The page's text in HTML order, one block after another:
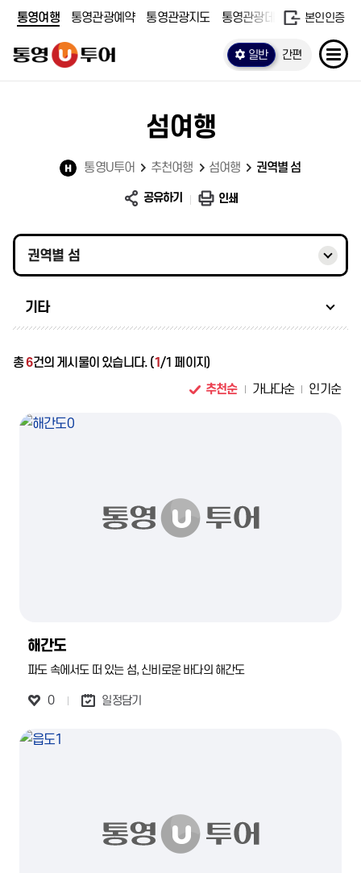
통영여행 통영관광예약 통영관광지도 통영관광데이터 본인인증
일반 간편
섬여행
통영U투어 추천여행 섬여행 권역별 섬
공유하기 인쇄
권역별 섬
기타
총6건의 게시물이 있습니다. (1/1 페이지)
추천순
가나다순 인기순
해간도
파도 속에서도 떠 있는 섬, 신비로운 바다의 해간도
0 일정담기